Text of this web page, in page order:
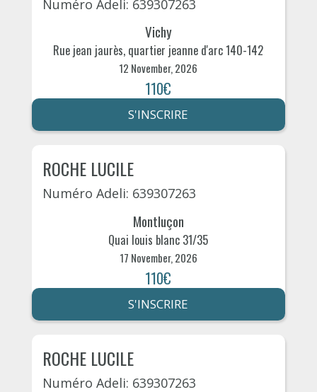
Numéro Adeli: 639307263
Vichy
Rue jean jaurès, quartier jeanne d'arc 140-142
12 November, 2026
110€
S'INSCRIRE
ROCHE LUCILE
Numéro Adeli: 639307263
Montluçon
Quai louis blanc 31/35
17 November, 2026
110€
S'INSCRIRE
ROCHE LUCILE
Numéro Adeli: 639307263